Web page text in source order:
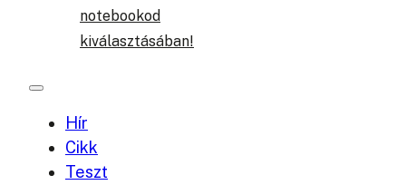
notebookod
kiválasztásában!
Hír
Cikk
Teszt